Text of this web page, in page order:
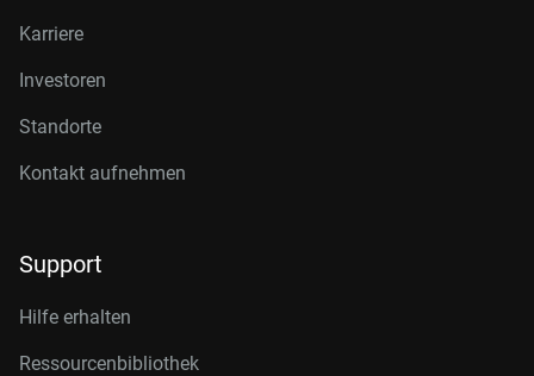
Karriere
Investoren
Standorte
Kontakt aufnehmen
Support
Hilfe erhalten
Ressourcenbibliothek